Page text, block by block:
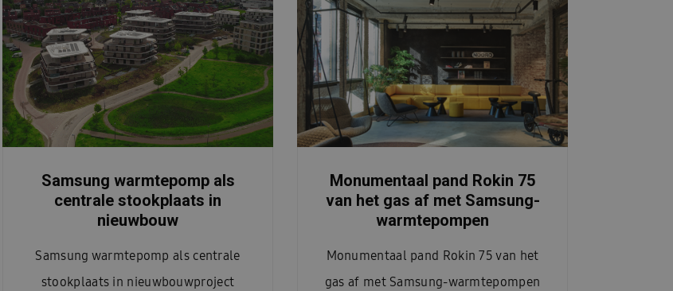
Samsung warmtepomp als
centrale stookplaats in
nieuwbouw
Samsung warmtepomp als centrale
stookplaats in nieuwbouwproject
Monumentaal pand Rokin 75
van het gas af met Samsung-
warmtepompen
Monumentaal pand Rokin 75 van het
gas af met Samsung-warmtepompen